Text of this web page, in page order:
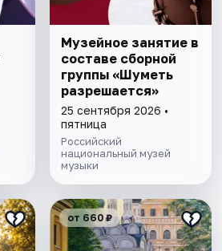
Музейное занятие в
составе сборной
группы «Шуметь
разрешается»
25 сентября 2026 •
пятница
Российский
национальный музей
музыки
от 660 ₽